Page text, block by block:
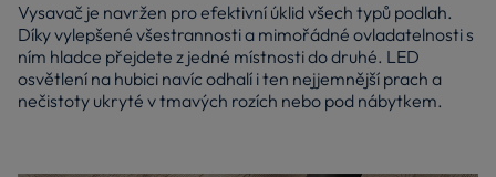
Vysavač je navržen pro efektivní úklid všech typů podlah.
Díky vylepšené všestrannosti a mimořádné ovladatelnosti s
ním hladce přejdete z jedné místnosti do druhé. LED
osvětlení na hubici navíc odhalí i ten nejjemnější prach a
nečistoty ukryté v tmavých rozích nebo pod nábytkem.